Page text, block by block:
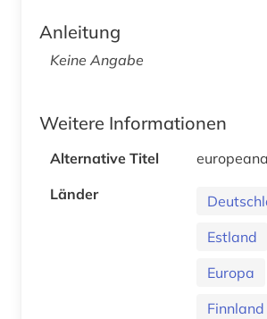
Anleitung
Keine Angabe
Weitere Informationen
Alternative Titel
Länder
Estland
Europa
Finnland